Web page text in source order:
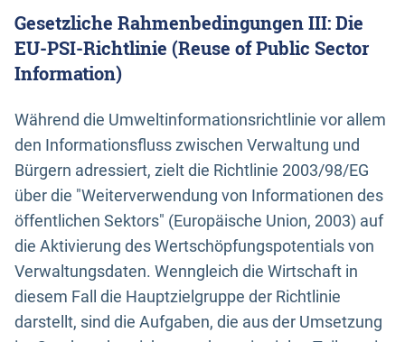
Gesetzliche Rahmenbedingungen III: Die
EU-PSI-Richtlinie (Reuse of Public Sector
Information)
Während die Umweltinformationsrichtlinie vor allem
den Informationsfluss zwischen Verwaltung und
Bürgern adressiert, zielt die Richtlinie 2003/98/EG
über die "Weiterverwendung von Informationen des
öffentlichen Sektors" (Europäische Union, 2003) auf
die Aktivierung des Wertschöpfungspotentials von
Verwaltungsdaten. Wenngleich die Wirtschaft in
diesem Fall die Hauptzielgruppe der Richtlinie
darstellt, sind die Aufgaben, die aus der Umsetzung